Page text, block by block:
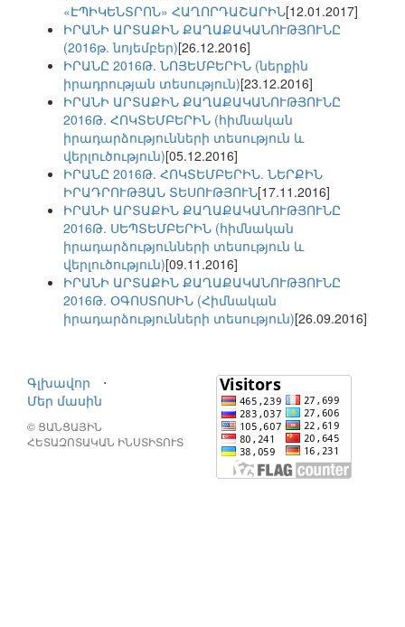
«ԷՊԻԿԵՆՏՐՈՆ» ՀԱՂՈՐԴԱՇԱՐԻՆ[12.01.2017]
ԻՐԱՆԻ ԱՐՏԱՔԻՆ ՔԱՂԱՔԱԿԱՆՈՒԹՅՈՒՆԸ
(2016թ. նոյեմբեր)[26.12.2016]
ԻՐԱՆԸ 2016Թ. ՆՈՅԵՄԲԵՐԻՆ (ներքին
իրադրության տեսություն)[23.12.2016]
ԻՐԱՆԻ ԱՐՏԱՔԻՆ ՔԱՂԱՔԱԿԱՆՈՒԹՅՈՒՆԸ
2016Թ. ՀՈԿՏԵՄԲԵՐԻՆ (հիմնական
իրադարձությունների տեսություն և
վերլուծություն)[05.12.2016]
ԻՐԱՆԸ 2016Թ. ՀՈԿՏԵՄԲԵՐԻՆ. ՆԵՐՔԻՆ
ԻՐԱԴՐՈՒԹՅԱՆ ՏԵՍՈՒԹՅՈՒՆ[17.11.2016]
ԻՐԱՆԻ ԱՐՏԱՔԻՆ ՔԱՂԱՔԱԿԱՆՈՒԹՅՈՒՆԸ
2016Թ. ՍԵՊՏԵՄԲԵՐԻՆ (հիմնական
իրադարձությունների տեսություն և
վերլուծություն)[09.11.2016]
ԻՐԱՆԻ ԱՐՏԱՔԻՆ ՔԱՂԱՔԱԿԱՆՈՒԹՅՈՒՆԸ
2016Թ. ՕԳՈՍՏՈՍԻՆ (Հիմնական
իրադարձությունների տեսություն)[26.09.2016]
Գլխավոր
⋅
Մեր մասին
© ՑԱՆՑԱՅԻՆ
ՀԵՏԱԶՈՏԱԿԱՆ ԻՆՍՏԻՏՈՒՏ